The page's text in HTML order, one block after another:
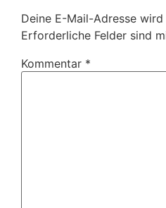
Deine E-Mail-Adresse
Erforderliche Felder sind
Kommentar *